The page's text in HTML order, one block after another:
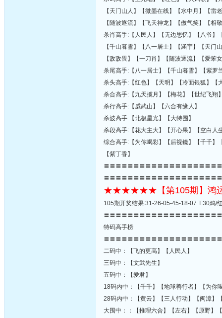
【天门山人】【微墨在线】【水中月】【
【随波逐流】【飞天神龙】【傲气笑】【相
杀肖高手:【人民人】【无边思忆】【八爷】
【千山暮雪】【八一居士】【涵宇】【天
【敌敌畏】【一刀肖】【随波逐流】【爱笨
杀尾高手:【八一居士】【千山暮雪】【紫罗
杀头高手:【红色】【天明】【冷面银狐】【
杀合高手:【九天揽月】【梅花】【世纪飞翔
杀行高手:【威武山】【六合有缘人】
杀波高手:【北极星光】【大特围】
杀段高手:【花大主大】【开心果】【空白人
综合高手:【为你喝彩】【后视镜】【千千】
【紫丁香】
〓〓〓〓〓〓〓〓〓〓〓〓〓〓〓〓〓〓〓
〓〓〓〓〓〓〓〓〓〓〓〓〓〓〓〓〓〓〓
★★★★★★【第105期】鸿
105期开奖结果:31-26-05-45-18-07 T:30鸡
〓〓〓〓〓〓〓〓〓〓〓〓〓〓〓〓〓〓〓
特码高手榜
〓〓〓〓〓〓〓〓〓〓〓〓〓〓〓〓〓〓〓
二码中：【飞的更高】【人民人】
三码中：【文武先生】
五码中：【爱君】
18码内中：【千千】【地球善行者】【为你
28码内中：【黄云】【三人行动】【闽漳】
大围中：：【推理六合】【左右】【原野】